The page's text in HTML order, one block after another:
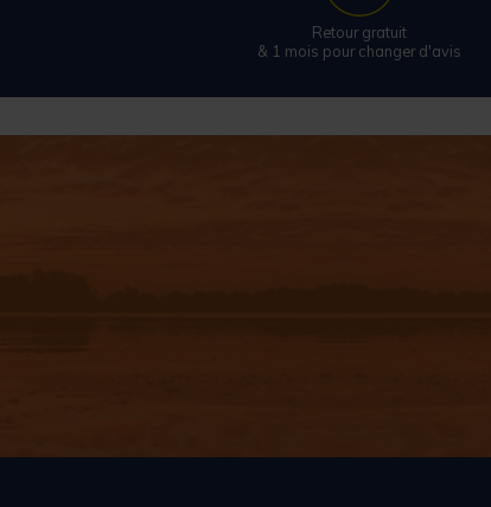
Retour gratuit
& 1 mois pour changer d'avis